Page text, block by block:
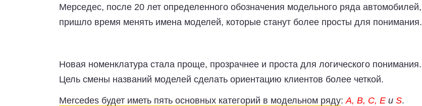
Мерседес, после 20 лет определенного обозначения модельного ряда автомобилей,
пришло время менять имена моделей, которые станут более просты для понимания.
Новая номенклатура стала проще, прозрачнее и проста для логического понимания.
Цель смены названий моделей сделать ориентацию клиентов более четкой.
Mercedes будет иметь пять основных категорий в модельном ряду:A, B, C, E и S.